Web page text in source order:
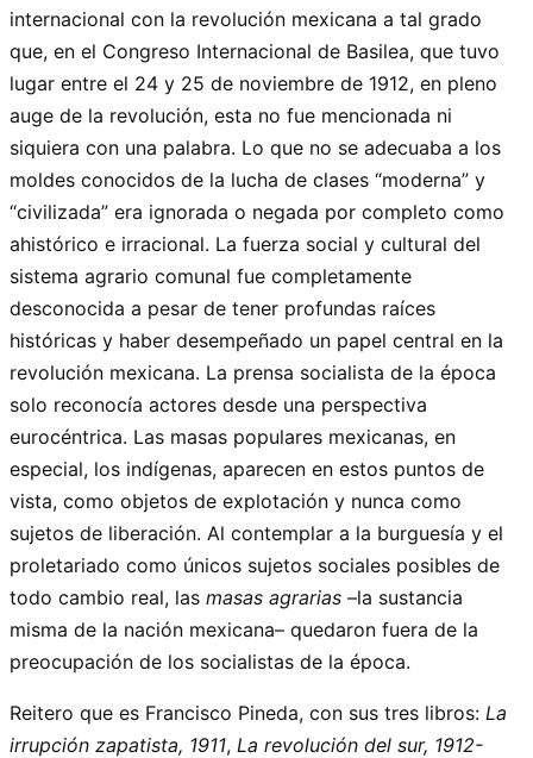
internacional con la revolución mexicana a tal grado
que, en el Congreso Internacional de Basilea, que tuvo
lugar entre el 24 y 25 de noviembre de 1912, en pleno
auge de la revolución, esta no fue mencionada ni
siquiera con una palabra. Lo que no se adecuaba a los
moldes conocidos de la lucha de clases “moderna” y
“civilizada” era ignorada o negada por completo como
ahistórico e irracional. La fuerza social y cultural del
sistema agrario comunal fue completamente
desconocida a pesar de tener profundas raíces
históricas y haber desempeñado un papel central en la
revolución mexicana. La prensa socialista de la época
solo reconocía actores desde una perspectiva
eurocéntrica. Las masas populares mexicanas, en
especial, los indígenas, aparecen en estos puntos de
vista, como objetos de explotación y nunca como
sujetos de liberación. Al contemplar a la burguesía y el
proletariado como únicos sujetos sociales posibles de
todo cambio real, las masas agrarias –la sustancia
misma de la nación mexicana– quedaron fuera de la
preocupación de los socialistas de la época.
Reitero que es Francisco Pineda, con sus tres libros: La
irrupción zapatista, 1911, La revolución del sur, 1912-